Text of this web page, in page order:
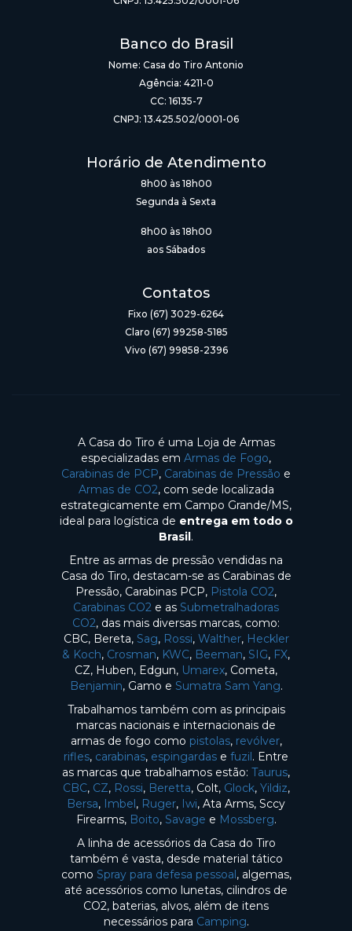
Banco do Brasil
Nome: Casa do Tiro Antonio
Agência: 4211-0
CC: 16135-7
CNPJ: 13.425.502/0001-06
Horário de Atendimento
8h00 às 18h00
Segunda à Sexta
8h00 às 18h00
aos Sábados
Contatos
Fixo (67) 3029-6264
Claro (67) 99258-5185
Vivo (67) 99858-2396
A Casa do Tiro é uma Loja de Armas
especializadas em Armas de Fogo,
Carabinas de PCP, Carabinas de Pressão e
Armas de CO2, com sede localizada
estrategicamente em Campo Grande/MS,
ideal para logística de entrega em todo o
Brasil .
Entre as armas de pressão vendidas na
Casa do Tiro, destacam-se as Carabinas de
Pressão, Carabinas PCP, Pistola CO2,
Carabinas CO2 e as Submetralhadoras
CO2, das mais diversas marcas, como:
CBC, Bereta, Sag, Rossi, Walther, Heckler
& Koch, Crosman, KWC, Beeman, SIG, FX,
CZ, Huben, Edgun, Umarex, Cometa,
Benjamin, Gamo e Sumatra Sam Yang.
Trabalhamos também com as principais
marcas nacionais e internacionais de
armas de fogo como pistolas, revólver,
rifles, carabinas, espingardas e fuzil . Entre
as marcas que trabalhamos estão: Taurus,
CBC, CZ, Rossi, Beretta, Colt, Glock, Yildiz,
Bersa, Imbel , Ruger, Iwi, Ata Arms, Sccy
Firearms, Boito, Savage e Mossberg.
A linha de acessórios da Casa do Tiro
também é vasta, desde material tático
como Spray para defesa pessoal , algemas,
até acessórios como lunetas, cilindros de
CO2, baterias, alvos, além de itens
necessários para Camping.